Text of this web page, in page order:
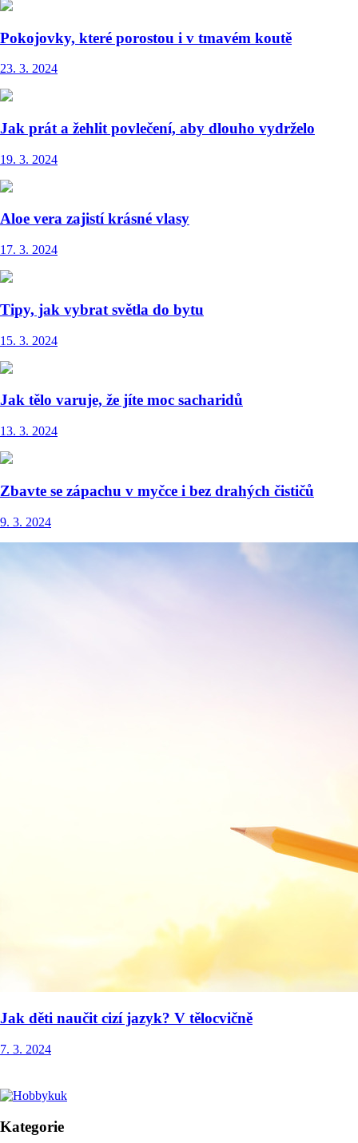
Pokojovky, které porostou i v tmavém koutě
23. 3. 2024
Jak prát a žehlit povlečení, aby dlouho vydrželo
19. 3. 2024
Aloe vera zajistí krásné vlasy
17. 3. 2024
Tipy, jak vybrat světla do bytu
15. 3. 2024
Jak tělo varuje, že jíte moc sacharidů
13. 3. 2024
Zbavte se zápachu v myčce i bez drahých čističů
9. 3. 2024
Jak děti naučit cizí jazyk? V tělocvičně
7. 3. 2024
Kategorie